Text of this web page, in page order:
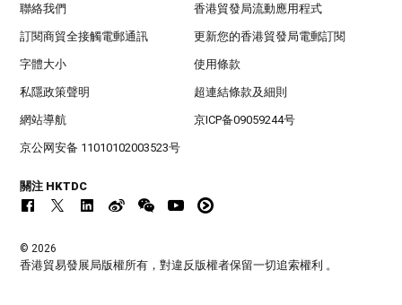
聯絡我們 香港貿發局流動應用程式
訂閱商貿全接觸電郵通訊 更新您的香港貿發局電郵訂閱
字體大小 使用條款
私隱政策聲明 超連結條款及細則
網站導航 京ICP备09059244号
京公网安备 11010102003523号
關注 HKTDC
© 2026
香港貿易發展局版權所有，對違反版權者保留一切追索權利 。